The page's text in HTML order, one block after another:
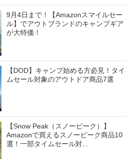
9月4日まで！【Amazonスマイルセー
ル】でアウトブランドのキャンプギア
が大特価！
【DOD】キャンプ始める方必見！タイ
ムセール対象のアウトドア商品7選
【Snow Peak（スノーピーク）】
Amazonで買えるスノーピーク商品10
選！一部タイムセール対…